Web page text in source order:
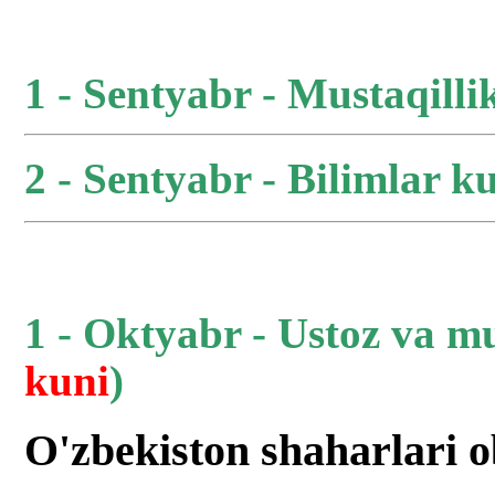
1 - Sentyabr -
2 - Sentyabr - Bilimlar
1 - Oktyabr - Ustoz va
kuni)
O'zbekiston shaharlari